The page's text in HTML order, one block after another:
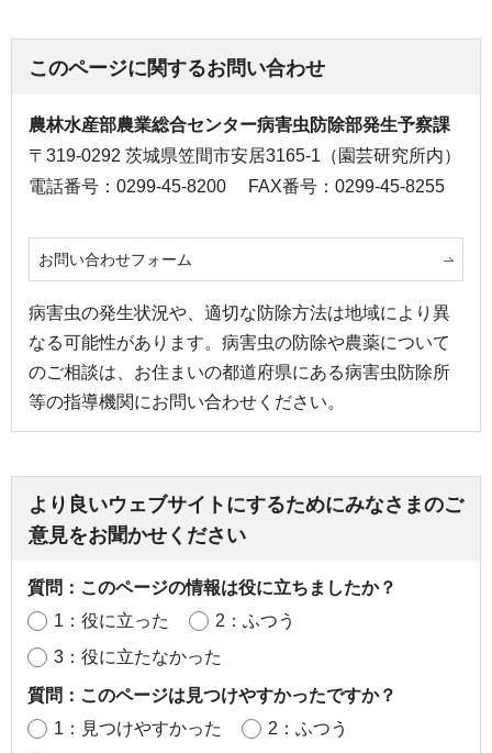
このページに関するお問い合わせ
農林水産部農業総合センター病害虫防除部発生予察課
〒319-0292 茨城県笠間市安居3165-1（園芸研究所内）
電話番号：0299-45-8200
FAX番号：0299-45-8255
お問い合わせフォーム
病害虫の発生状況や、適切な防除方法は地域により異
なる可能性があります。病害虫の防除や農薬について
のご相談は、お住まいの都道府県にある病害虫防除所
等の指導機関にお問い合わせください。
より良いウェブサイトにするためにみなさまのご
意見をお聞かせください
質問：このページの情報は役に立ちましたか？
1：役に立った
2：ふつう
3：役に立たなかった
質問：このページは見つけやすかったですか？
1：見つけやすかった
2：ふつう